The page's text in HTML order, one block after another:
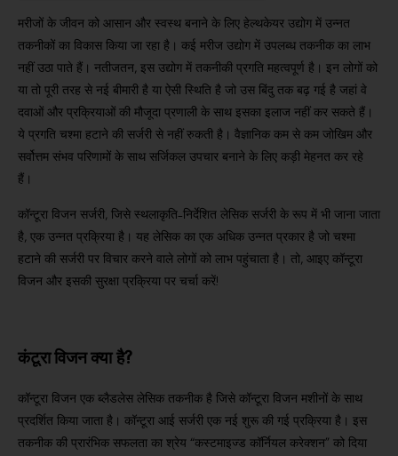
मरीजों के जीवन को आसान और स्वस्थ बनाने के लिए हेल्थकेयर उद्योग में उन्नत
तकनीकों का विकास किया जा रहा है। कई मरीज उद्योग में उपलब्ध तकनीक का लाभ
नहीं उठा पाते हैं। नतीजतन, इस उद्योग में तकनीकी प्रगति महत्वपूर्ण है। इन लोगों को
या तो पूरी तरह से नई बीमारी है या ऐसी स्थिति है जो उस बिंदु तक बढ़ गई है जहां वे
दवाओं और प्रक्रियाओं की मौजूदा प्रणाली के साथ इसका इलाज नहीं कर सकते हैं।
ये प्रगति चश्मा हटाने की सर्जरी से नहीं रुकती है। वैज्ञानिक कम से कम जोखिम और
सर्वोत्तम संभव परिणामों के साथ सर्जिकल उपचार बनाने के लिए कड़ी मेहनत कर रहे
हैं।
कॉन्टूरा विजन सर्जरी, जिसे स्थलाकृति-निर्देशित लेसिक सर्जरी के रूप में भी जाना जाता
है, एक उन्नत प्रक्रिया है। यह लेसिक का एक अधिक उन्नत प्रकार है जो चश्मा
हटाने की सर्जरी पर विचार करने वाले लोगों को लाभ पहुंचाता है। तो, आइए कॉन्टूरा
विजन और इसकी सुरक्षा प्रक्रिया पर चर्चा करें!
कंटूरा विजन क्या है?
कॉन्टूरा विजन एक ब्लैडलेस लेसिक तकनीक है जिसे कॉन्टूरा विजन मशीनों के साथ
प्रदर्शित किया जाता है। कॉन्टूरा आई सर्जरी एक नई शुरू की गई प्रक्रिया है। इस
तकनीक की प्रारंभिक सफलता का श्रेय “कस्टमाइज्ड कॉर्नियल करेक्शन” को दिया